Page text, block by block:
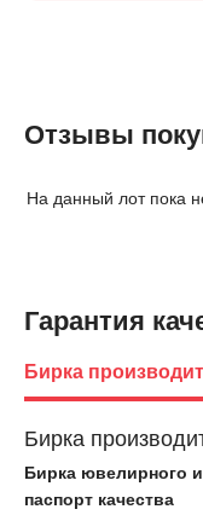
Отзывы
На данный лот пока
Гарантия
Бирка
Бирка
Бирка ювелирного
паспорт качества